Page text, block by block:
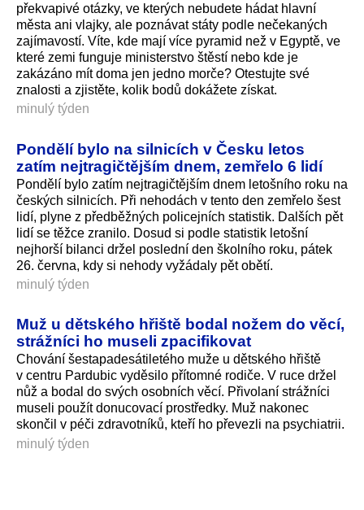
překvapivé otázky, ve kterých nebudete hádat hlavní
města ani vlajky, ale poznávat státy podle nečekaných
zajímavostí. Víte, kde mají více pyramid než v Egyptě, ve
které zemi funguje ministerstvo štěstí nebo kde je
zakázáno mít doma jen jedno morče? Otestujte své
znalosti a zjistěte, kolik bodů dokážete získat.
minulý týden
Pondělí bylo na silnicích v Česku letos
zatím nejtragičtějším dnem, zemřelo 6 lidí
Pondělí bylo zatím nejtragičtějším dnem letošního roku na
českých silnicích. Při nehodách v tento den zemřelo šest
lidí, plyne z předběžných policejních statistik. Dalších pět
lidí se těžce zranilo. Dosud si podle statistik letošní
nejhorší bilanci držel poslední den školního roku, pátek
26. června, kdy si nehody vyžádaly pět obětí.
minulý týden
Muž u dětského hřiště bodal nožem do věcí,
strážníci ho museli zpacifikovat
Chování šestapadesátiletého muže u dětského hřiště
v centru Pardubic vyděsilo přítomné rodiče. V ruce držel
nůž a bodal do svých osobních věcí. Přivolaní strážníci
museli použít donucovací prostředky. Muž nakonec
skončil v péči zdravotníků, kteří ho převezli na psychiatrii.
minulý týden